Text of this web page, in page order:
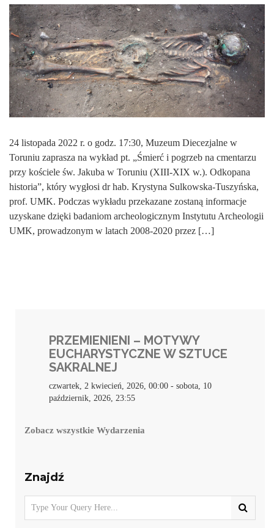
24 listopada 2022 r. o godz. 17:30, Muzeum Diecezjalne w
Toruniu zaprasza na wykład pt. „Śmierć i pogrzeb na cmentarzu
przy kościele św. Jakuba w Toruniu (XIII-XIX w.). Odkopana
historia”, który wygłosi dr hab. Krystyna Sulkowska-Tuszyńska,
prof. UMK. Podczas wykładu przekazane zostaną informacje
uzyskane dzięki badaniom archeologicznym Instytutu Archeologii
UMK, prowadzonym w latach 2008-2020 przez […]
PRZEMIENIENI – MOTYWY
EUCHARYSTYCZNE W SZTUCE
SAKRALNEJ
czwartek, 2 kwiecień, 2026, 00:00 - sobota, 10
październik, 2026, 23:55
Zobacz wszystkie Wydarzenia
Znajdź